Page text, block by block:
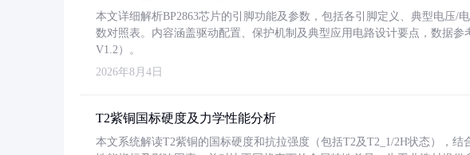
本文详细解析BP2863芯片的引脚功能及参数，包括各引脚定义、典型电压/
数对照表。内容涵盖驱动配置、保护机制及典型应用电路设计要点，数据
V1.2）。
2026年8月4日
T2紫铜国标硬度及力学性能分析
本文系统解读T2紫铜的国标硬度和抗拉强度（包括T2及T2_1/2H状态），结